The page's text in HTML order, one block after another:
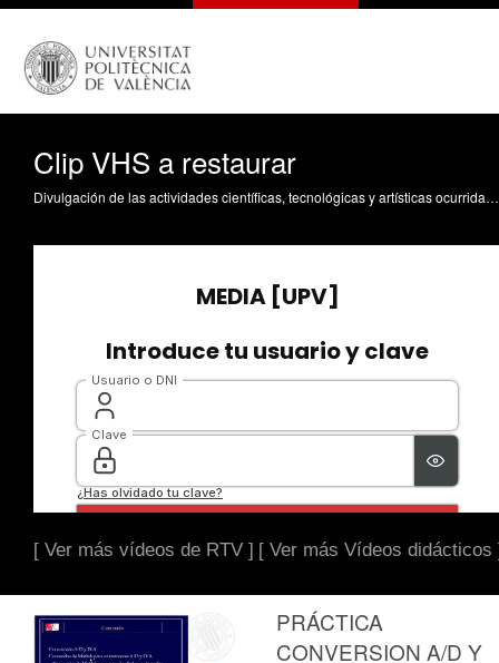
Clip VHS a restaurar
Divulgación de las actividades científicas, tecnológicas y artísticas ocurridas en los tres campus de la UPV
[ Ver más vídeos de RTV ] [ Ver más Vídeos didácticos
PRÁCTICA
CONVERSION A/D Y